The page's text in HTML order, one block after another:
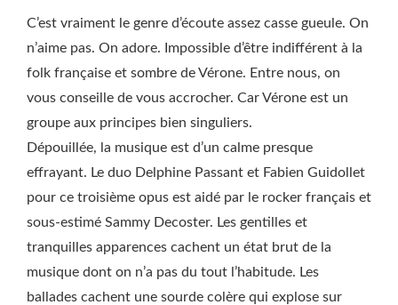
C’est vraiment le genre d’écoute assez casse gueule. On
n’aime pas. On adore. Impossible d’être indifférent à la
folk française et sombre de Vérone. Entre nous, on
vous conseille de vous accrocher. Car Vérone est un
groupe aux principes bien singuliers.
Dépouillée, la musique est d’un calme presque
effrayant. Le duo Delphine Passant et Fabien Guidollet
pour ce troisième opus est aidé par le rocker français et
sous-estimé Sammy Decoster. Les gentilles et
tranquilles apparences cachent un état brut de la
musique dont on n’a pas du tout l’habitude. Les
ballades cachent une sourde colère qui explose sur